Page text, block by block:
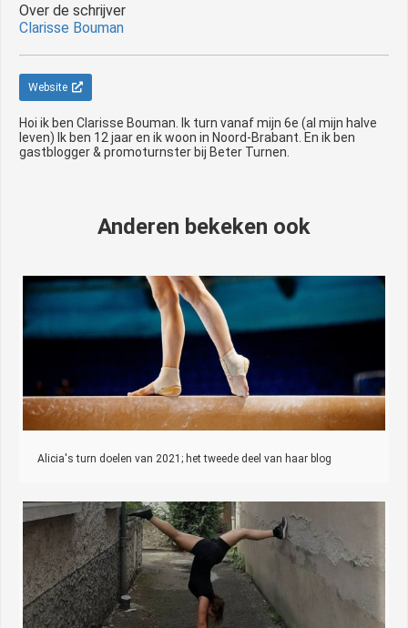
Over de schrijver
Clarisse Bouman
Website
Hoi ik ben Clarisse Bouman. Ik turn vanaf mijn 6e (al mijn halve
leven) Ik ben 12 jaar en ik woon in Noord-Brabant. En ik ben
gastblogger & promoturnster bij Beter Turnen.
Anderen bekeken ook
Alicia's turn doelen van 2021; het tweede deel van haar blog